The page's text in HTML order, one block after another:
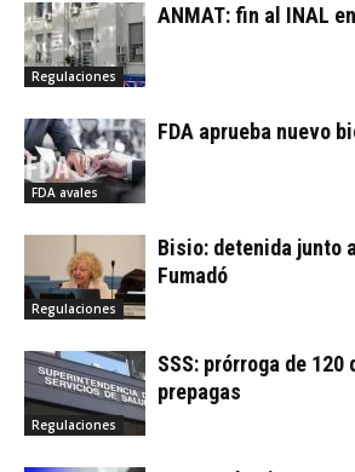
Regulaciones
ANMAT: fin al INAL
FDA avales
FDA aprueba nuevo
Regulaciones
Bisio: detenida junto
Fumadó
Regulaciones
SSS: prórroga de 120
prepagas